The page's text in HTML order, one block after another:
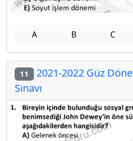
A B C
11 2021-2022 Güz
Sınavı